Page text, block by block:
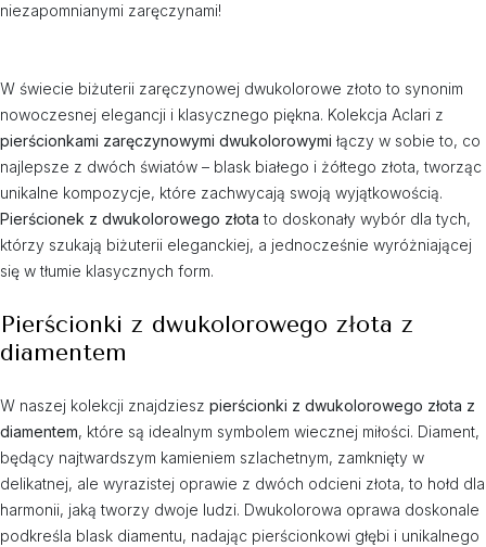
niezapomnianymi zaręczynami!
W świecie biżuterii zaręczynowej dwukolorowe złoto to synonim
nowoczesnej elegancji i klasycznego piękna. Kolekcja Aclari z
pierścionkami zaręczynowymi dwukolorowymi łączy w sobie to, co
najlepsze z dwóch światów – blask białego i żółtego złota, tworząc
unikalne kompozycje, które zachwycają swoją wyjątkowością.
Pierścionek z dwukolorowego złota to doskonały wybór dla tych,
którzy szukają biżuterii eleganckiej, a jednocześnie wyróżniającej
się w tłumie klasycznych form.
Pierścionki z dwukolorowego złota z
diamentem
W naszej kolekcji znajdziesz pierścionki z dwukolorowego złota z
diamentem, które są idealnym symbolem wiecznej miłości. Diament,
będący najtwardszym kamieniem szlachetnym, zamknięty w
delikatnej, ale wyrazistej oprawie z dwóch odcieni złota, to hołd dla
harmonii, jaką tworzy dwoje ludzi. Dwukolorowa oprawa doskonale
podkreśla blask diamentu, nadając pierścionkowi głębi i unikalnego